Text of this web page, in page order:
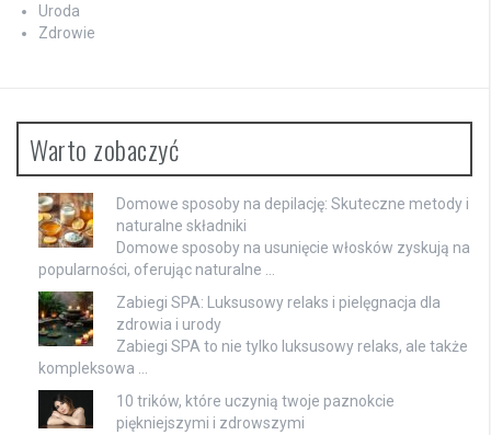
Uroda
Zdrowie
Warto zobaczyć
Domowe sposoby na depilację: Skuteczne metody i
naturalne składniki
Domowe sposoby na usunięcie włosków zyskują na
popularności, oferując naturalne …
Zabiegi SPA: Luksusowy relaks i pielęgnacja dla
zdrowia i urody
Zabiegi SPA to nie tylko luksusowy relaks, ale także
kompleksowa …
10 trików, które uczynią twoje paznokcie
piękniejszymi i zdrowszymi